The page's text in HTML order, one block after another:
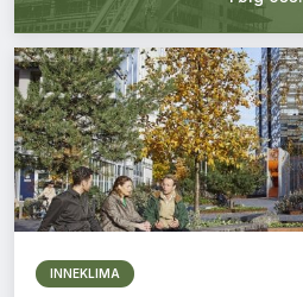
Login
INNEKLIMA